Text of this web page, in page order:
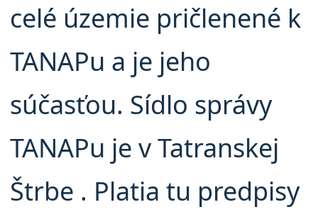
celé územie pričlenené k
TANAPu a je jeho
súčasťou. Sídlo správy
TANAPu je v Tatranskej
Štrbe . Platia tu predpisy